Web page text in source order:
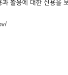
활용에 대한 신용을